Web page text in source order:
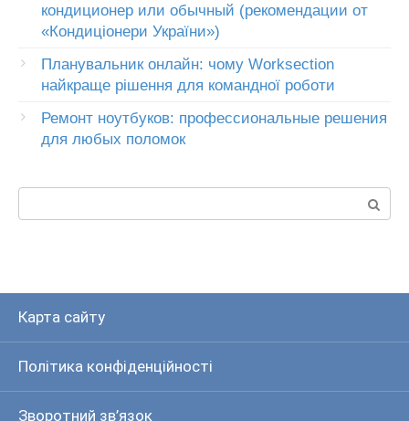
кондиционер или обычный (рекомендации от
«Кондиціонери України»)
Планувальник онлайн: чому Worksection
найкраще рішення для командної роботи
Ремонт ноутбуков: профессиональные решения
для любых поломок
Карта сайту
Політика конфіденційності
Зворотний зв’язок